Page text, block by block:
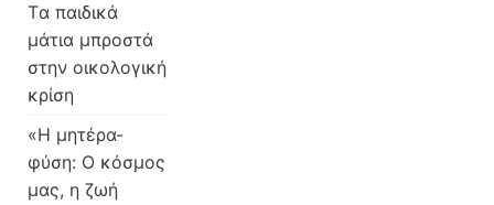
Tα παιδικά
μάτια μπροστά
στην οικολογική
κρίση
«Η μητέρα-
φύση: Ο κόσμος
μας, η ζωή